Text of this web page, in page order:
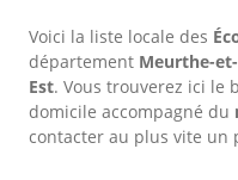
Voici la liste locale des
département Meurthe-
Est. Vous trouverez ici le
domicile accompagné du
contacter au plus vite un